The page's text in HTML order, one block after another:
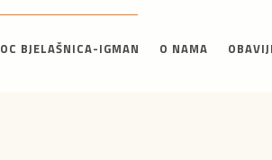
OC BJELAŠNICA-IGMAN O NAMA